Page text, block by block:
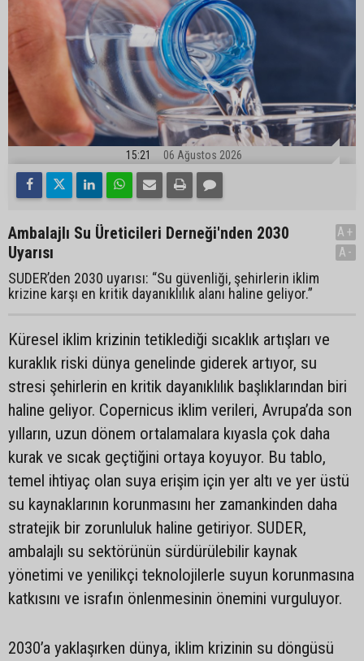
15:21 06 Ağustos 2026
Ambalajlı Su Üreticileri Derneği'nden 2030
Uyarısı
SUDER’den 2030 uyarısı: “Su güvenliği, şehirlerin iklim
krizine karşı en kritik dayanıklılık alanı haline geliyor.”
A+
A-
Küresel iklim krizinin tetiklediği sıcaklık artışları ve
kuraklık riski dünya genelinde giderek artıyor, su
stresi şehirlerin en kritik dayanıklılık başlıklarından biri
haline geliyor. Copernicus iklim verileri, Avrupa’da son
yılların, uzun dönem ortalamalara kıyasla çok daha
kurak ve sıcak geçtiğini ortaya koyuyor. Bu tablo,
temel ihtiyaç olan suya erişim için yer altı ve yer üstü
su kaynaklarının korunmasını her zamankinden daha
stratejik bir zorunluluk haline getiriyor. SUDER,
ambalajlı su sektörünün sürdürülebilir kaynak
yönetimi ve yenilikçi teknolojilerle suyun korunmasına
katkısını ve israfın önlenmesinin önemini vurguluyor.
2030’a yaklaşırken dünya, iklim krizinin su döngüsü